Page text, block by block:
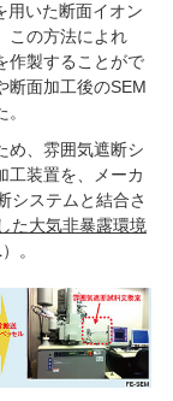
用いた断面イオン
この方法によれ
作製することがで
断面加工後のSEM
め、雰囲気遮断シ
工装置を、メーカ
システムと結合さ
た大気非暴露環境
）。